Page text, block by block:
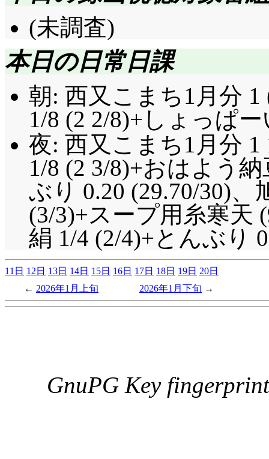
(未調査)
本日の日常日課
朝: 西又こまち1月分
1/8 (2 2/8)+しょっぱ
夜: 西又こまち1月分
1/8 (2 3/8)+おはよう
ぶり 0.20 (29.70/30)
(3/3)+スープ用糸寒天
絹 1/4 (2/4)+とんぶり
11日 12日 13日 14日 15日 16日 17日 18日 19日 20日
2026年1月上旬
2026年1月下旬
GnuPG Key